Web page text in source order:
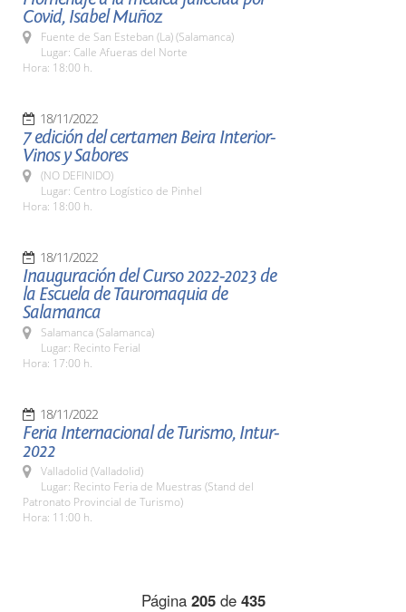
Covid, Isabel Muñoz
Fuente de San Esteban (La) (Salamanca)
Lugar: Calle Afueras del Norte
Hora: 18:00 h.
18/11/2022
7 edición del certamen Beira Interior-
Vinos y Sabores
(NO DEFINIDO)
Lugar: Centro Logístico de Pinhel
Hora: 18:00 h.
18/11/2022
Inauguración del Curso 2022-2023 de
la Escuela de Tauromaquia de
Salamanca
Salamanca (Salamanca)
Lugar: Recinto Ferial
Hora: 17:00 h.
18/11/2022
Feria Internacional de Turismo, Intur-
2022
Valladolid (Valladolid)
Lugar: Recinto Feria de Muestras (Stand del
Patronato Provincial de Turismo)
Hora: 11:00 h.
Página 205de 435